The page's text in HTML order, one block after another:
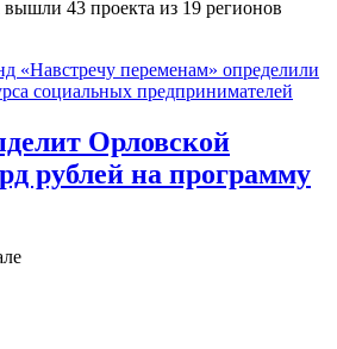
43 проекта из 19 регионов
«Навстречу переменам» определили
социальных предпринимателей
Орловской
рублей на программу